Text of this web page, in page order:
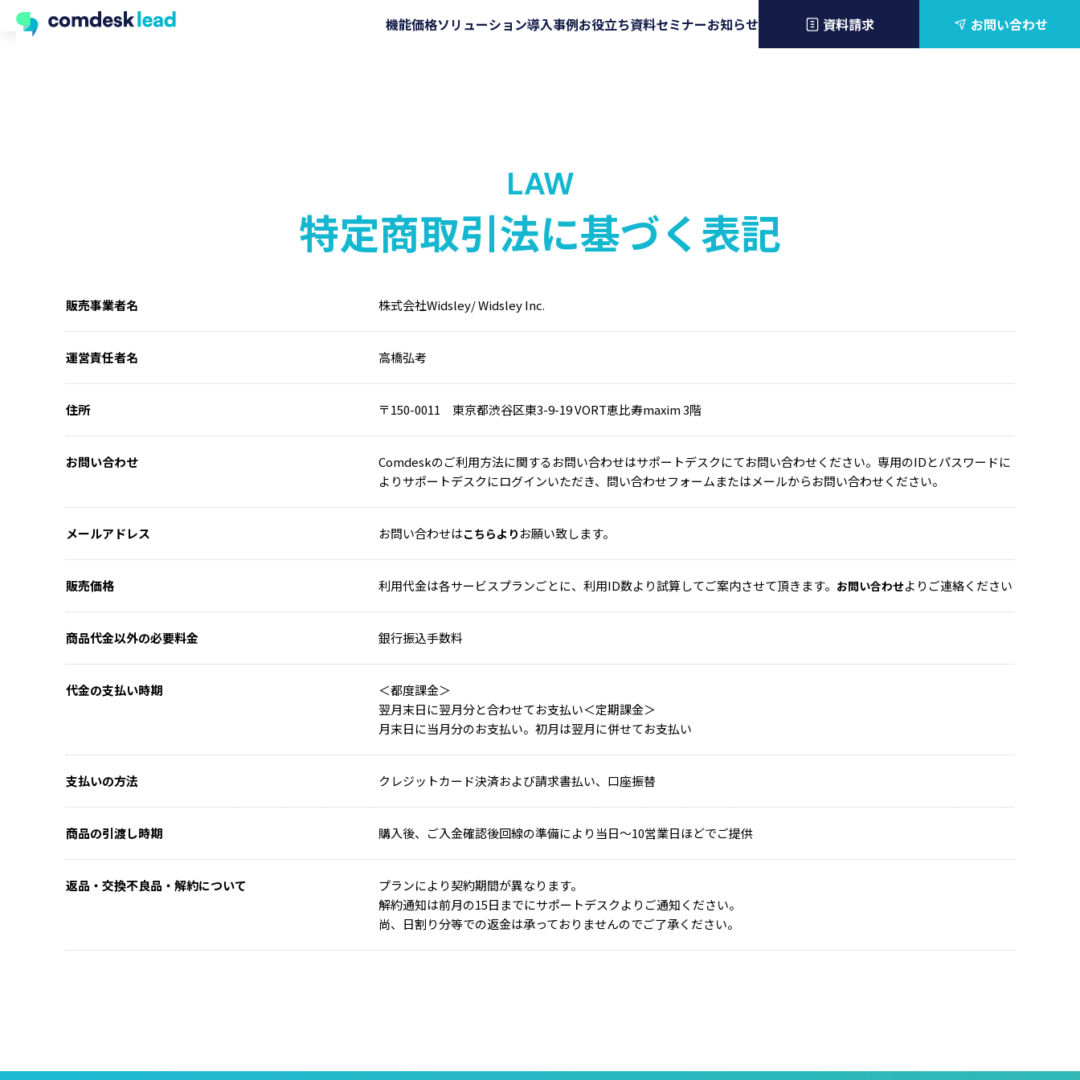
機能価格ソリューション導入事例お役立ち資料セミナーお知らせ 資料請求 お問い合わせ
LAW
特定商取引法に基づく表記
販売事業者名 株式会社Widsley/ Widsley Inc.
運営責任者名 高橋弘考
住所 〒150-0011 東京都渋谷区東3-9-19 VORT恵比寿maxim 3階
お問い合わせ
Comdeskのご利用方法に関するお問い合わせはサポートデスクにてお問い合わせください。専用のIDとパスワードに
よりサポートデスクにログインいただき、問い合わせフォームまたはメールからお問い合わせください。
メールアドレス お問い合わせはこちらより お願い致します。
販売価格 利用代金は各サービスプランごとに、利用ID数より試算してご案内させて頂きます。 お問い合わせよりご連絡ください
商品代金以外の必要料金 銀行振込手数料
代金の支払い時期
＜都度課金＞
翌月末日に翌月分と合わせてお支払い＜定期課金＞
月末日に当月分のお支払い。初月は翌月に併せてお支払い
支払いの方法 クレジットカード決済および請求書払い、口座振替
商品の引渡し時期 購入後、ご入金確認後回線の準備により当日～10営業日ほどでご提供
返品・交換不良品・解約について
プランにより契約期間が異なります。
解約通知は前月の15日までにサポートデスクよりご通知ください。
尚、日割り分等での返金は承っておりませんのでご了承ください。